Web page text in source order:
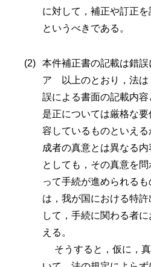
に対して，補正や訂正
というべきである。
本件補正書の記載は錯
ア 以上のとおり，法は
誤による書面の記載内
是正については厳格な
容しているものといえ
成者の真意とは異なる
としても，その真意を
って手続が進められる
は，我が国における特
して，手続に関わる者
える。
そうすると，仮に，